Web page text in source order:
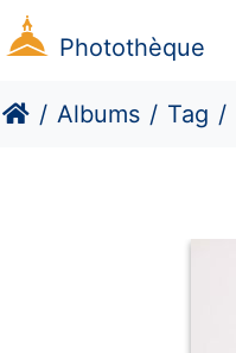
Photothèque
Albums Tag